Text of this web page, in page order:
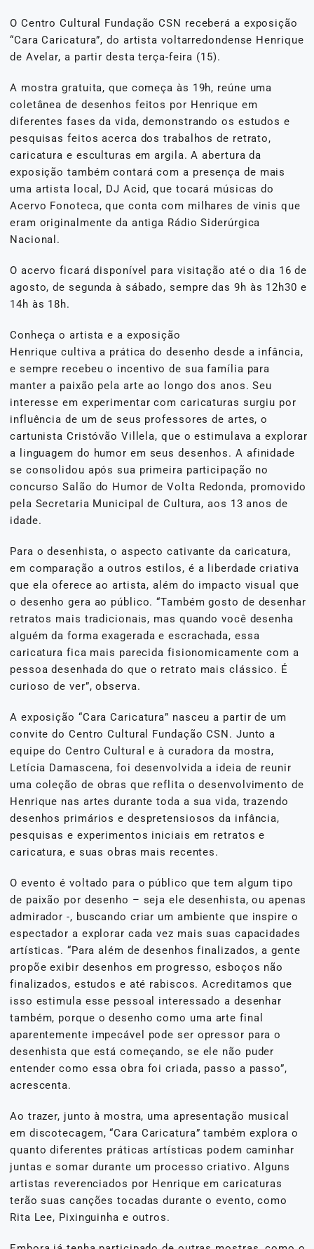
O Centro Cultural Fundação CSN receberá a exposição
“Cara Caricatura”, do artista voltarredondense Henrique
de Avelar, a partir desta terça-feira (15).
A mostra gratuita, que começa às 19h, reúne uma
coletânea de desenhos feitos por Henrique em
diferentes fases da vida, demonstrando os estudos e
pesquisas feitos acerca dos trabalhos de retrato,
caricatura e esculturas em argila. A abertura da
exposição também contará com a presença de mais
uma artista local, DJ Acid, que tocará músicas do
Acervo Fonoteca, que conta com milhares de vinis que
eram originalmente da antiga Rádio Siderúrgica
Nacional.
O acervo ficará disponível para visitação até o dia 16 de
agosto, de segunda à sábado, sempre das 9h às 12h30 e
14h às 18h.
Conheça o artista e a exposição
Henrique cultiva a prática do desenho desde a infância,
e sempre recebeu o incentivo de sua família para
manter a paixão pela arte ao longo dos anos. Seu
interesse em experimentar com caricaturas surgiu por
influência de um de seus professores de artes, o
cartunista Cristóvão Villela, que o estimulava a explorar
a linguagem do humor em seus desenhos. A afinidade
se consolidou após sua primeira participação no
concurso Salão do Humor de Volta Redonda, promovido
pela Secretaria Municipal de Cultura, aos 13 anos de
idade.
Para o desenhista, o aspecto cativante da caricatura,
em comparação a outros estilos, é a liberdade criativa
que ela oferece ao artista, além do impacto visual que
o desenho gera ao público. “Também gosto de desenhar
retratos mais tradicionais, mas quando você desenha
alguém da forma exagerada e escrachada, essa
caricatura fica mais parecida fisionomicamente com a
pessoa desenhada do que o retrato mais clássico. É
curioso de ver”, observa.
A exposição “Cara Caricatura” nasceu a partir de um
convite do Centro Cultural Fundação CSN. Junto a
equipe do Centro Cultural e à curadora da mostra,
Letícia Damascena, foi desenvolvida a ideia de reunir
uma coleção de obras que reflita o desenvolvimento de
Henrique nas artes durante toda a sua vida, trazendo
desenhos primários e despretensiosos da infância,
pesquisas e experimentos iniciais em retratos e
caricatura, e suas obras mais recentes.
O evento é voltado para o público que tem algum tipo
de paixão por desenho – seja ele desenhista, ou apenas
admirador -, buscando criar um ambiente que inspire o
espectador a explorar cada vez mais suas capacidades
artísticas. “Para além de desenhos finalizados, a gente
propõe exibir desenhos em progresso, esboços não
finalizados, estudos e até rabiscos. Acreditamos que
isso estimula esse pessoal interessado a desenhar
também, porque o desenho como uma arte final
aparentemente impecável pode ser opressor para o
desenhista que está começando, se ele não puder
entender como essa obra foi criada, passo a passo”,
acrescenta.
Ao trazer, junto à mostra, uma apresentação musical
em discotecagem, “Cara Caricatura” também explora o
quanto diferentes práticas artísticas podem caminhar
juntas e somar durante um processo criativo. Alguns
artistas reverenciados por Henrique em caricaturas
terão suas canções tocadas durante o evento, como
Rita Lee, Pixinguinha e outros.